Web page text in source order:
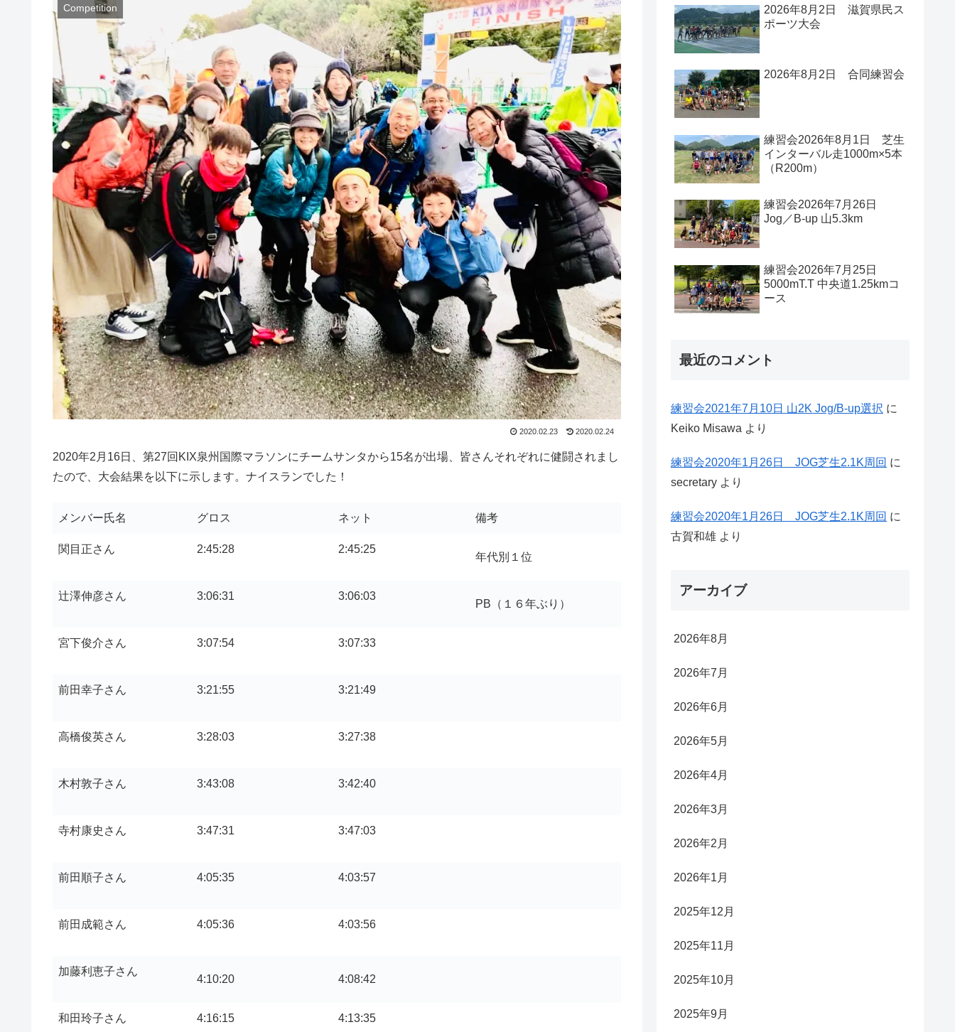
Competition
2020.02.23 2020.02.24
2020年2月16日、第27回KIX泉州国際マラソンにチームサンタから15名が出場、皆さんそれぞれに健闘されまし
たので、大会結果を以下に示します。ナイスランでした！
メンバー氏名 グロス ネット 備考
関目正さん 2:45:28 2:45:25
年代別１位
辻澤伸彦さん 3:06:31 3:06:03
PB（１６年ぶり）
宮下俊介さん 3:07:54 3:07:33
前田幸子さん 3:21:55 3:21:49
高橋俊英さん 3:28:03 3:27:38
木村敦子さん 3:43:08 3:42:40
寺村康史さん 3:47:31 3:47:03
前田順子さん 4:05:35 4:03:57
前田成範さん 4:05:36 4:03:56
加藤利恵子さん
4:10:20 4:08:42
和田玲子さん 4:16:15 4:13:35
2026年8月2日 滋賀県民ス
ポーツ大会
2026年8月2日 合同練習会
練習会2026年8月1日 芝生
インターバル走1000m×5本
（R200m）
練習会2026年7月26日
Jog／B-up 山5.3km
練習会2026年7月25日
5000mT.T 中央道1.25kmコ
ース
最近のコメント
練習会2021年7月10日 山2K Jog/B-up選択 に
Keiko Misawa より
練習会2020年1月26日 JOG芝生2.1K周回 に
secretary より
練習会2020年1月26日 JOG芝生2.1K周回 に
古賀和雄 より
アーカイブ
2026年8月
2026年7月
2026年6月
2026年5月
2026年4月
2026年3月
2026年2月
2026年1月
2025年12月
2025年11月
2025年10月
2025年9月